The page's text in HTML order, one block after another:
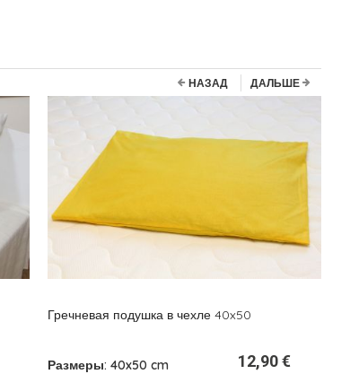
Гречневая подушка в чехле 40x50
Размеры: 40x50 cm 12,90 €
НАЗАД ДАЛЬШЕ